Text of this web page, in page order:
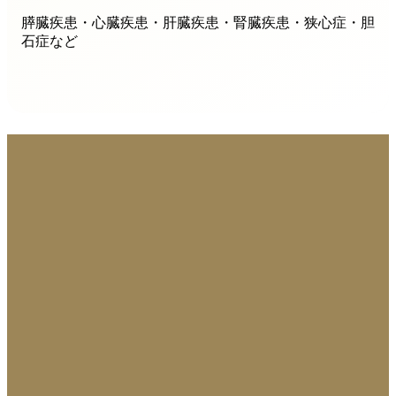
膵臓疾患・心臓疾患・肝臓疾患・腎臓疾患・狭心症・胆
石症など